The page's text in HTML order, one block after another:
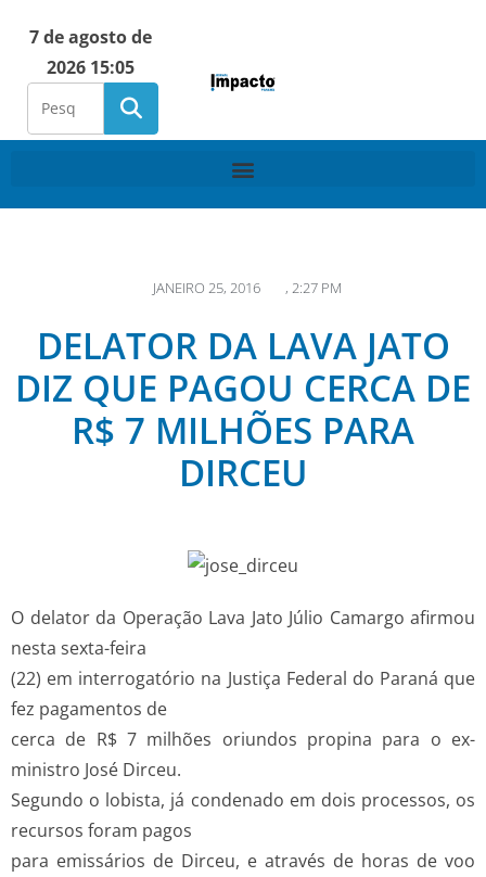
7 de agosto de
2026 15:05
JANEIRO 25, 2016 , 2:27 PM
DELATOR DA LAVA JATO
DIZ QUE PAGOU CERCA DE
R$ 7 MILHÕES PARA
DIRCEU
O delator da Operação Lava Jato Júlio Camargo afirmou
nesta sexta-feira
(22) em interrogatório na Justiça Federal do Paraná que
fez pagamentos de
cerca de R$ 7 milhões oriundos propina para o ex-
ministro José Dirceu.
Segundo o lobista, já condenado em dois processos, os
recursos foram pagos
para emissários de Dirceu, e através de horas de voo